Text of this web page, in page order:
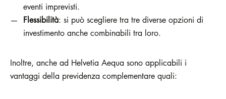
eventi imprevisti.
Flessibilità: si può scegliere tra tre diverse opzioni di
investimento anche combinabili tra loro.
Inoltre, anche ad Helvetia Aequa sono applicabili i
vantaggi della previdenza complementare quali: